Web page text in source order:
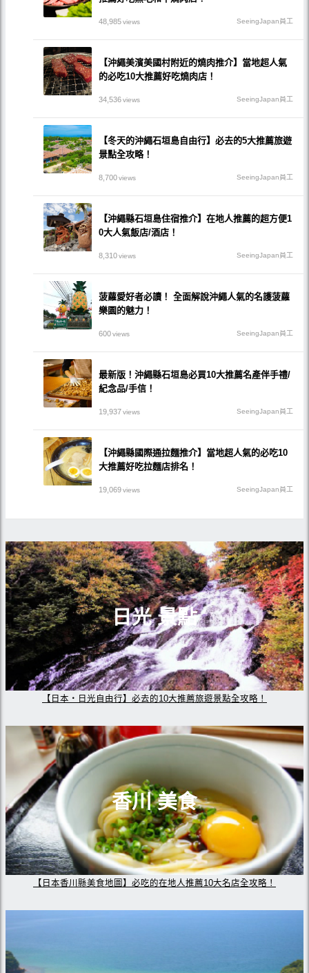
48,985views SeeingJapan員工
【沖繩美濱美國村附近的燒肉推介】當地超人氣
的必吃10大推薦好吃燒肉店！
34,536views SeeingJapan員工
【冬天的沖繩石垣島自由行】必去的5大推薦旅遊
景點全攻略！
8,700views SeeingJapan員工
【沖繩縣石垣島住宿推介】在地人推薦的超方便1
0大人氣飯店/酒店！
8,310views SeeingJapan員工
菠蘿愛好者必讀！ 全面解說沖繩人氣的名護菠蘿
樂園的魅力！
600views SeeingJapan員工
最新版！沖繩縣石垣島必買10大推薦名產伴手禮/
紀念品/手信！
19,937views SeeingJapan員工
【沖繩縣國際通拉麵推介】當地超人氣的必吃10
大推薦好吃拉麵店排名！
19,069views SeeingJapan員工
日光 景點
【日本・日光自由行】必去的10大推薦旅遊景點全攻略！
香川 美食
【日本香川縣美食地圖】必吃的在地人推薦10大名店全攻略！